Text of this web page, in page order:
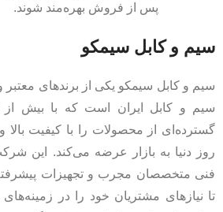
پس از فروش بهره‌مند شوند.
سیم و کابل سیمکو
سیم و کابل سیمکو یکی از برندهای
گسترده‌ای از محصولات را با کیفیت بالا
روز دنیا به بازار عرضه می‌کند. این
فنی متخصصان مجرب و تجهیزات
تا نیازهای مشتریان خود را در